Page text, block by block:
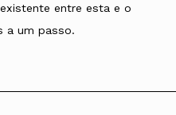
entre esta e o
a um passo.